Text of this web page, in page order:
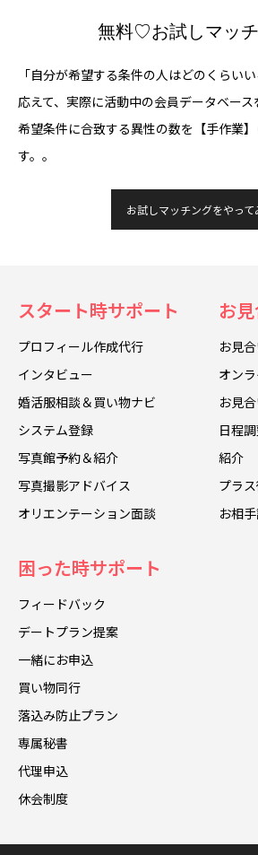
無料♡お試しマッ
「自分が希望する条件の人はどのくらい
応えて、実際に活動中の会員データベー
希望条件に合致する異性の数を【手作業
す。。
お試しマッチングをやって
スタート時サポート
プロフィール作成代行
インタビュー
婚活服相談＆買い物ナビ
システム登録
写真館予約＆紹介
写真撮影アドバイス
オリエンテーション面談
お
お見
オン
お見
日程
紹介
プラ
お相
困った時サポート
フィードバック
デートプラン提案
一緒にお申込
買い物同行
落込み防止プラン
専属秘書
代理申込
休会制度